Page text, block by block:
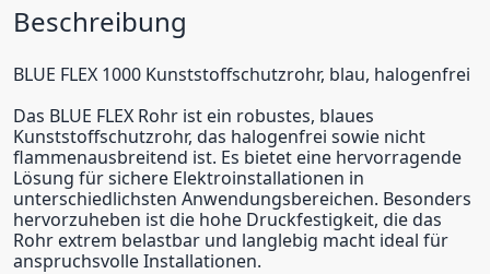
Beschreibung
BLUE FLEX 1000 Kunststoffschutzrohr, blau, halogenfrei
Das BLUE FLEX Rohr ist ein robustes, blaues
Kunststoffschutzrohr, das halogenfrei sowie nicht
flammenausbreitend ist. Es bietet eine hervorragende
Lösung für sichere Elektroinstallationen in
unterschiedlichsten Anwendungsbereichen. Besonders
hervorzuheben ist die hohe Druckfestigkeit, die das
Rohr extrem belastbar und langlebig macht ideal für
anspruchsvolle Installationen.